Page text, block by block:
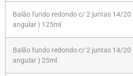
Balão fundo redondo c/ 2 juntas 14/20
angular ) 125ml
Balão fundo redondo c/ 2 juntas 14/20
angular ) 25ml